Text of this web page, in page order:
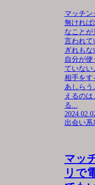
マッチン
無ければ
なことが
言われて
ぎれもな
自分が
ていない
相手をす
あしらう
えるの
る...
出会い系
マッ
リで